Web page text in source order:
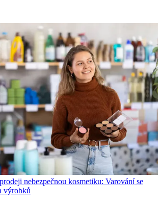
nebezpečnou kosmetiku: Varování se
výrobků